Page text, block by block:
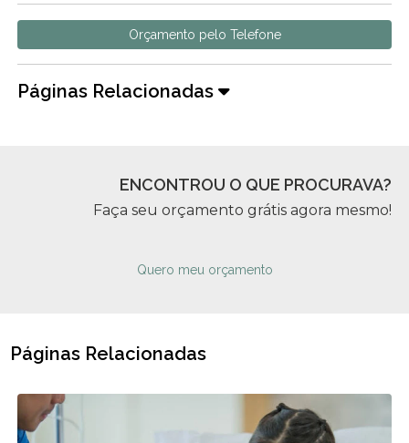
Orçamento pelo Telefone
Páginas Relacionadas
ENCONTROU O QUE PROCURAVA?
Faça seu orçamento grátis agora mesmo!
Quero meu orçamento
Páginas Relacionadas